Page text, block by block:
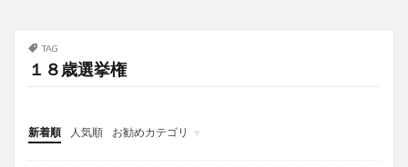
TAG
１８歳選挙権
新着順 人気順
お勧めカテゴリ
投稿
学び
マンガ
電子書籍